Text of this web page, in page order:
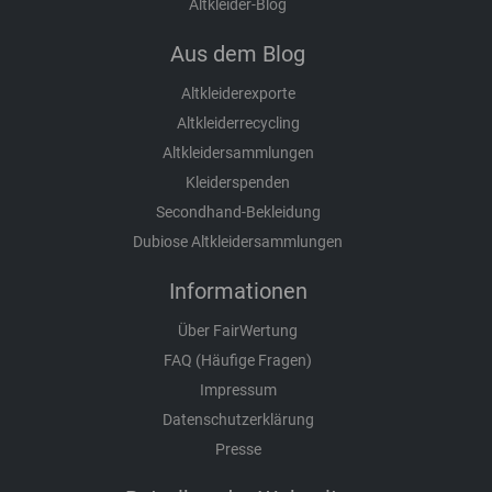
Altkleider-Blog
Aus dem Blog
Altkleiderexporte
Altkleiderrecycling
Altkleidersammlungen
Kleiderspenden
Secondhand-Bekleidung
Dubiose Altkleidersammlungen
Informationen
Über FairWertung
FAQ (Häufige Fragen)
Impressum
Datenschutzerklärung
Presse